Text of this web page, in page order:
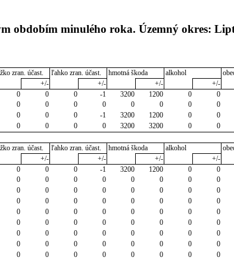
obdobím minulého roka. Územný okres:
zran. účast. ľahko zran. účast. hmotná škoda alkohol
+/- +/- +/- +/-
0 0 0 -1 3200 1200 0 0
0 0 0 0 0 0 0 0
0 0 0 -1 3200 1200 0 0
0 0 0 0 3200 3200 0 0
zran. účast. ľahko zran. účast. hmotná škoda alkohol
+/- +/- +/- +/-
0 0 0 -1 3200 1200 0 0
0 0 0 0 0 0 0 0
0 0 0 0 0 0 0 0
0 0 0 0 0 0 0 0
0 0 0 0 0 0 0 0
0 0 0 0 0 0 0 0
0 0 0 0 0 0 0 0
0 0 0 0 0 0 0 0
0 0 0 0 0 0 0 0